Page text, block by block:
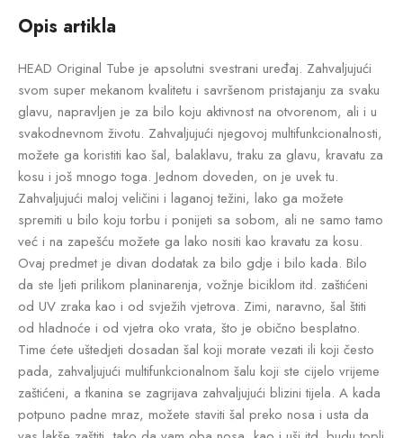
Opis artikla
HEAD Original Tube je apsolutni svestrani uređaj. Zahvaljujući
svom super mekanom kvalitetu i savršenom pristajanju za svaku
glavu, napravljen je za bilo koju aktivnost na otvorenom, ali i u
svakodnevnom životu. Zahvaljujući njegovoj multifunkcionalnosti,
možete ga koristiti kao šal, balaklavu, traku za glavu, kravatu za
kosu i još mnogo toga. Jednom doveden, on je uvek tu.
Zahvaljujući maloj veličini i laganoj težini, lako ga možete
spremiti u bilo koju torbu i ponijeti sa sobom, ali ne samo tamo
već i na zapešću možete ga lako nositi kao kravatu za kosu.
Ovaj predmet je divan dodatak za bilo gdje i bilo kada. Bilo
da ste ljeti prilikom planinarenja, vožnje biciklom itd. zaštićeni
od UV zraka kao i od svježih vjetrova. Zimi, naravno, šal štiti
od hladnoće i od vjetra oko vrata, što je obično besplatno.
Time ćete uštedjeti dosadan šal koji morate vezati ili koji često
pada, zahvaljujući multifunkcionalnom šalu koji ste cijelo vrijeme
zaštićeni, a tkanina se zagrijava zahvaljujući blizini tijela. A kada
potpuno padne mraz, možete staviti šal preko nosa i usta da